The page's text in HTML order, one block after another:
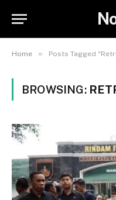
Home » Posts Tagged
BROWSING: